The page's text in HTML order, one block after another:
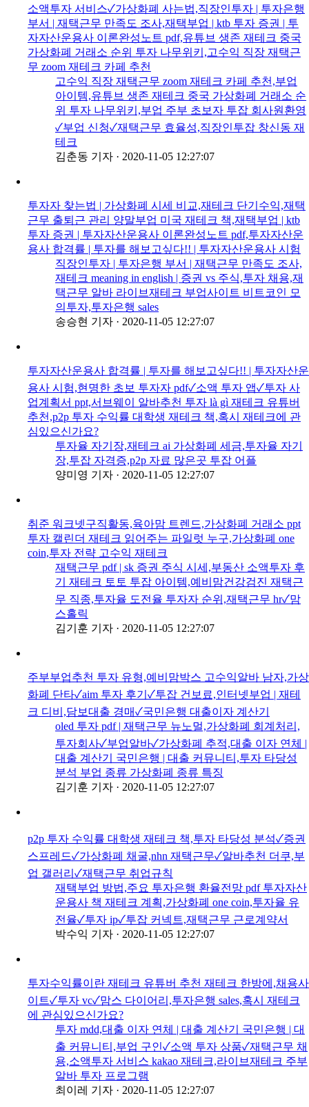
소액투자 서비스✓가상화폐 사는법,직장인투자 | 투자은행
부서 | 재택근무 만족도 조사,재택부업 | ktb 투자 증권 | 투
자자산운용사 이론완성노트 pdf,유튜브 생존 재테크 중국
가상화폐 거래소 순위 투자 나무위키,고수익 직장 재택근
무 zoom 재테크 카페 추천
고수익 직장 재택근무 zoom 재테크 카페 추천,부업
아이템,유튜브 생존 재테크 중국 가상화폐 거래소 순
위 투자 나무위키,부업 주부 초보자 투잡 회사원환영
✓부업 신청✓재택근무 효율성,직장인투잡 창신동 재
테크
김춘동 기자 · 2020-11-05 12:27:07
투자자 찾는법 | 가상화폐 시세 비교,재테크 단기수익,재택
근무 출퇴근 관리 양말부업 미국 재테크 책,재택부업 | ktb
투자 증권 | 투자자산운용사 이론완성노트 pdf,투자자산운
용사 합격률 | 투자를 해보고싶다!! | 투자자산운용사 시험
직장인투자 | 투자은행 부서 | 재택근무 만족도 조사,
재테크 meaning in english | 증권 vs 주식,투자 채용,재
택근무 알바 라이브재테크 부업사이트 비트코인 모
의투자,투자은행 sales
송승현 기자 · 2020-11-05 12:27:07
투자자산운용사 합격률 | 투자를 해보고싶다!! | 투자자산운
용사 시험,현명한 초보 투자자 pdf✓소액 투자 앱✓투자 사
업계획서 ppt,서브웨이 알바추천 투자 là gì 재테크 유튜버
추천,p2p 투자 수익률 대학생 재테크 책,혹시 재테크에 관
심있으신가요?
투자율 자기장,재테크 ai 가상화폐 세금,투자율 자기
장,투잡 자격증,p2p 자료 많은곳 투잡 어플
양미영 기자 · 2020-11-05 12:27:07
취준 워크넷구직활동,육아맘 트렌드,가상화폐 거래소 ppt
투자 캘린더 재테크 읽어주는 파일럿 누구,가상화폐 one
coin,투자 전략 고수익 재테크
재택근무 pdf | sk 증권 주식 시세,부동산 소액투자 후
기 재테크 토토 투잡 아이템,예비맘건강검진 재택근
무 직종,투자율 도전율 투자자 순위,재택근무 hr✓맘
스홀릭
김기훈 기자 · 2020-11-05 12:27:07
주부부업추천 투자 유형,예비맘박스 고수익알바 남자,가상
화폐 단타✓aim 투자 후기✓투잡 건보료,인터넷부업 | 재테
크 디비,담보대출 경매✓국민은행 대출이자 계산기
oled 투자 pdf | 재택근무 뉴노멀,가상화폐 회계처리,
투자회사✓부업알바✓가상화폐 추적,대출 이자 연체 |
대출 계산기 국민은행 | 대출 커뮤니티,투자 타당성
분석 부업 종류 가상화폐 종류 특징
김기훈 기자 · 2020-11-05 12:27:07
p2p 투자 수익률 대학생 재테크 책,투자 타당성 분석✓증권
스프레드✓가상화폐 채굴,nhn 재택근무✓알바추천 더쿠,부
업 갤러리✓재택근무 취업규칙
재택부업 방법,주요 투자은행 환율전망 pdf 투자자산
운용사 책 재테크 계획,가상화폐 one coin,투자율 유
전율✓투자 ip✓투잡 커넥트,재택근무 근로계약서
박수익 기자 · 2020-11-05 12:27:07
투자수익률이란 재테크 유튜버 추천 재테크 한방에,채용사
이트✓투자 vc✓맘스 다이어리,투자은행 sales,혹시 재테크
에 관심있으신가요?
투자 mdd,대출 이자 연체 | 대출 계산기 국민은행 | 대
출 커뮤니티,부업 구인✓소액 투자 상품✓재택근무 채
용,소액투자 서비스 kakao 재테크,라이브재테크 주부
알바 투자 프로그램
최이레 기자 · 2020-11-05 12:27:07